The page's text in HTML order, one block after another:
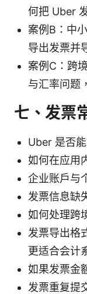
何把 Uber
案例B：中
导出发票并
案例C：跨
与汇率问题
七、发票
Uber 是否
如何在应用
企业账户与
发票信息缺
如何处理跨
发票导出格
更适合会计
如果发票金
发票重复提